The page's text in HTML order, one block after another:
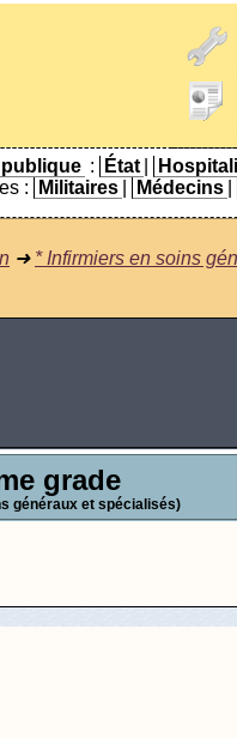
: État
:
Militaires Médecins
➜ * Infirmiers en soins
grade
généraux et spécialisés)